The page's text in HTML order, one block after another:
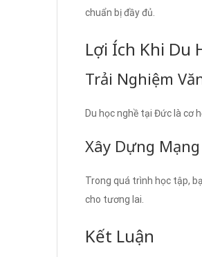
chuẩn bị đầy đủ.
Lợi Ích Khi Du
Trải Nghiệm
Du học nghề tại Đức là cơ
Xây Dựng
Trong quá trình học tập,
cho tương lai.
Kết Luận